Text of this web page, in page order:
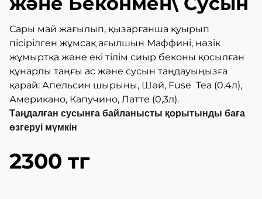
Сары май жағылып, қызарғанша қуырып
пісірілген жұмсақ ағылшын Маффині, нәзік
жұмыртқа және екі тілім сиыр беконы қосылған
құнарлы таңғы ас және сусын таңдауыңызға
қарай: Апельсин шырыны, Шәй, Fuse Tea (0.4л),
Американо, Капучино, Латте (0,3л).
Таңдалған сусынға байланысты қорытынды баға
өзгеруі мүмкін
2300 тг